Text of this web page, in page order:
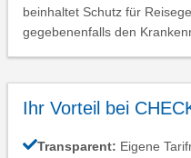
beinhaltet Schutz für
gegebenenfalls den
Ihr Vorteil bei
Transparent: Eigene